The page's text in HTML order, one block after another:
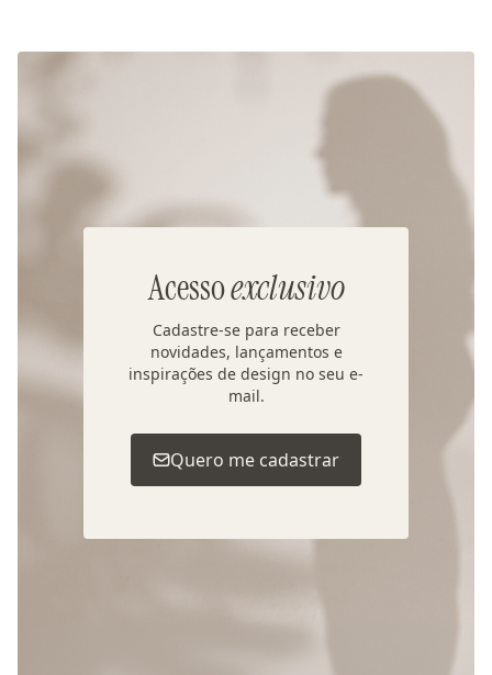
Acessoexclusivo
Cadastre-se para receber
novidades, lançamentos e
inspirações de design no seu e-
mail.
Quero me cadastrar